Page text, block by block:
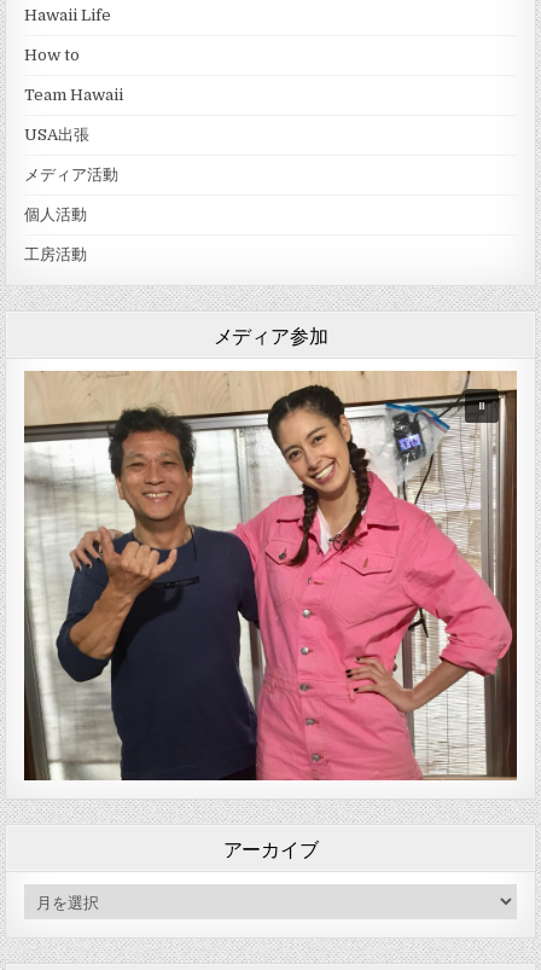
Hawaii Life
How to
Team Hawaii
USA出張
メディア活動
個人活動
工房活動
メディア参加
アーカイブ
アーカイブ